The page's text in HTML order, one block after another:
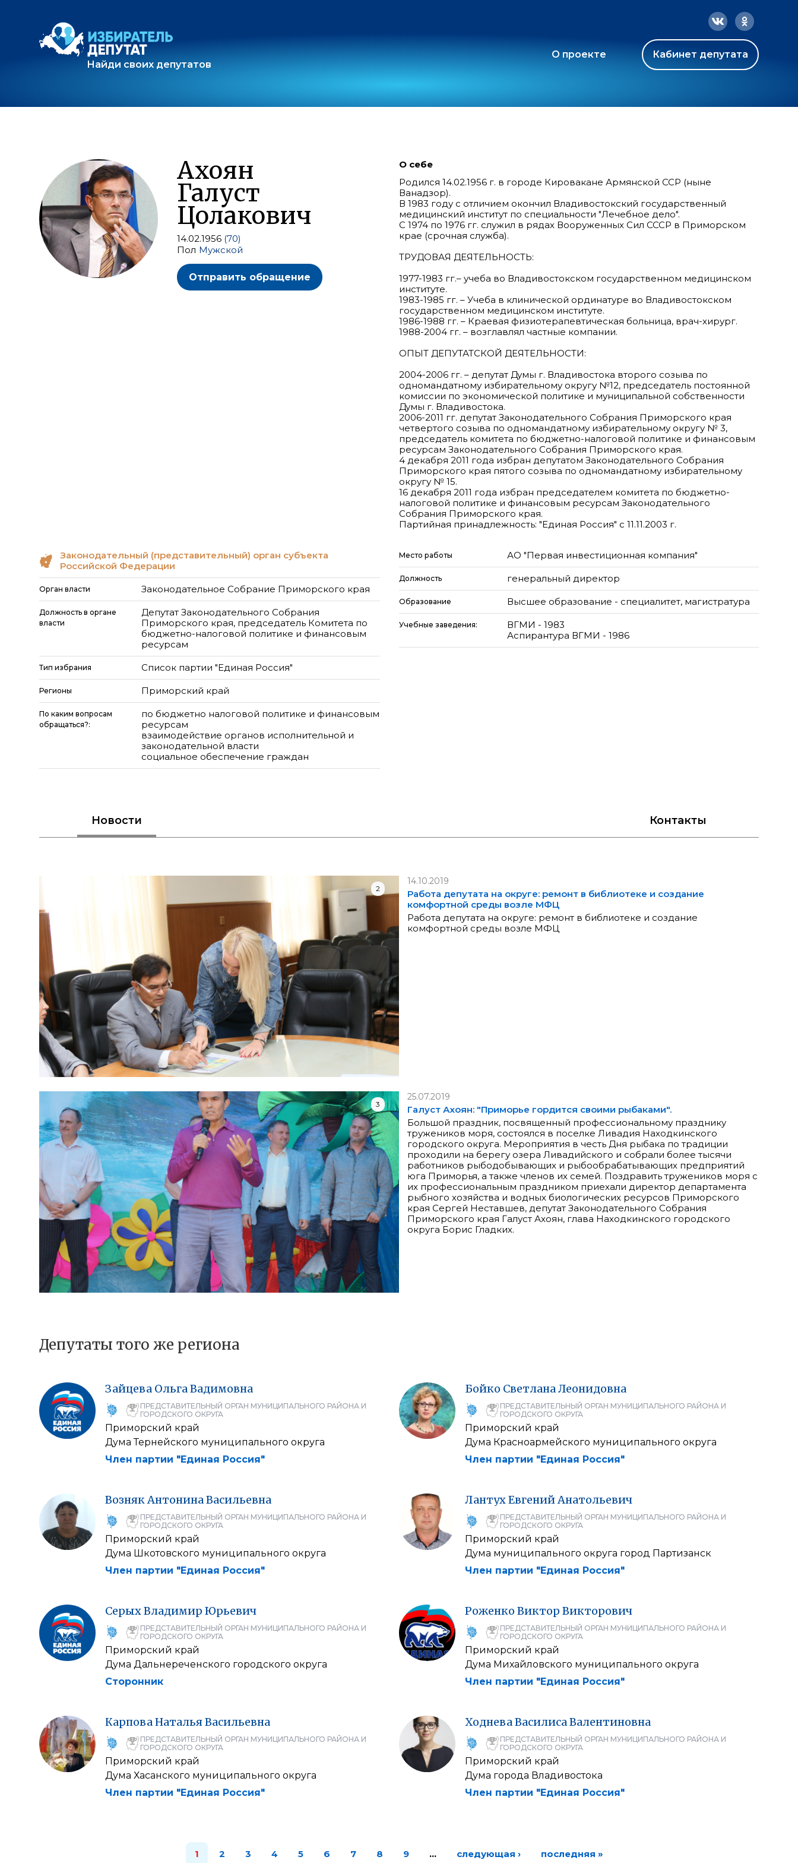
Найди своих депутатов
О проекте Кабинет депутата
Ахоян
Галуст
Цолакович
14.02.1956 (70)
Пол Мужской
Отправить обращение
О себе
Родился 14.02.1956 г. в городе Кировакане Армянской ССР (ныне
Ванадзор).
В 1983 году с отличием окончил Владивостокский государственный
медицинский институт по специальности "Лечебное дело".
С 1974 по 1976 гг. служил в рядах Вооруженных Сил СССР в Приморском
крае (срочная служба).
ТРУДОВАЯ ДЕЯТЕЛЬНОСТЬ:
1977-1983 гг.– учеба во Владивостокском государственном медицинском
институте.
1983-1985 гг. – Учеба в клинической ординатуре во Владивостокском
государственном медицинском институте.
1986-1988 гг. – Краевая физиотерапевтическая больница, врач-хирург.
1988-2004 гг. – возглавлял частные компании.
ОПЫТ ДЕПУТАТСКОЙ ДЕЯТЕЛЬНОСТИ:
2004-2006 гг. – депутат Думы г. Владивостока второго созыва по
одномандатному избирательному округу №12, председатель постоянной
комиссии по экономической политике и муниципальной собственности
Думы г. Владивостока.
2006-2011 гг. депутат Законодательного Собрания Приморского края
четвертого созыва по одномандатному избирательному округу № 3,
председатель комитета по бюджетно-налоговой политике и финансовым
ресурсам Законодательного Собрания Приморского края.
4 декабря 2011 года избран депутатом Законодательного Собрания
Приморского края пятого созыва по одномандатному избирательному
округу № 15.
16 декабря 2011 года избран председателем комитета по бюджетно-
налоговой политике и финансовым ресурсам Законодательного
Собрания Приморского края.
Партийная принадлежность: "Единая Россия" с 11.11.2003 г.
Законодательный (представительный) орган субъекта
Российской Федерации
Орган власти Законодательное Собрание Приморского края
Должность в органе
власти
Депутат Законодательного Собрания
Приморского края, председатель Комитета по
бюджетно-налоговой политике и финансовым
ресурсам
Тип избрания Список партии "Единая Россия"
Регионы Приморский край
По каким вопросам
обращаться?:
по бюджетно налоговой политике и финансовым
ресурсам
взаимодействие органов исполнительной и
законодательной власти
социальное обеспечение граждан
Место работы АО "Первая инвестиционная компания"
Должность генеральный директор
Образование Высшее образование - специалитет, магистратура
Учебные заведения:
ВГМИ - 1983
Аспирантура ВГМИ - 1986
Новости Контакты
2
14.10.2019
Работа депутата на округе: ремонт в библиотеке и создание
комфортной среды возле МФЦ
Работа депутата на округе: ремонт в библиотеке и создание
комфортной среды возле МФЦ
3
25.07.2019
Галуст Ахоян: "Приморье гордится своими рыбаками".
Большой праздник, посвященный профессиональному празднику
тружеников моря, состоялся в поселке Ливадия Находкинского
городского округа. Мероприятия в честь Дня рыбака по традиции
проходили на берегу озера Ливадийского и собрали более тысячи
работников рыбодобывающих и рыбообрабатывающих предприятий
юга Приморья, а также членов их семей. Поздравить тружеников моря с
их профессиональным праздником приехали директор департамента
рыбного хозяйства и водных биологических ресурсов Приморского
края Сергей Неставшев, депутат Законодательного Собрания
Приморского края Галуст Ахоян, глава Находкинского городского
округа Борис Гладких.
Депутаты того же региона
Зайцева ОльгаВадимовна
ПРЕДСТАВИТЕЛЬНЫЙ ОРГАН МУНИЦИПАЛЬНОГО РАЙОНА И
ГОРОДСКОГО ОКРУГА
Приморский край
Дума Тернейского муниципального округа
Член партии "Единая Россия"
Бойко СветланаЛеонидовна
ПРЕДСТАВИТЕЛЬНЫЙ ОРГАН МУНИЦИПАЛЬНОГО РАЙОНА И
ГОРОДСКОГО ОКРУГА
Приморский край
Дума Красноармейского муниципального округа
Член партии "Единая Россия"
ВознякАнтонинаВасильевна
ПРЕДСТАВИТЕЛЬНЫЙ ОРГАН МУНИЦИПАЛЬНОГО РАЙОНА И
ГОРОДСКОГО ОКРУГА
Приморский край
Дума Шкотовского муниципального округа
Член партии "Единая Россия"
ЛантухЕвгенийАнатольевич
ПРЕДСТАВИТЕЛЬНЫЙ ОРГАН МУНИЦИПАЛЬНОГО РАЙОНА И
ГОРОДСКОГО ОКРУГА
Приморский край
Дума муниципального округа город Партизанск
Член партии "Единая Россия"
СерыхВладимир Юрьевич
ПРЕДСТАВИТЕЛЬНЫЙ ОРГАН МУНИЦИПАЛЬНОГО РАЙОНА И
ГОРОДСКОГО ОКРУГА
Приморский край
Дума Дальнереченского городского округа
Сторонник
Роженко Виктор Викторович
ПРЕДСТАВИТЕЛЬНЫЙ ОРГАН МУНИЦИПАЛЬНОГО РАЙОНА И
ГОРОДСКОГО ОКРУГА
Приморский край
Дума Михайловского муниципального округа
Член партии "Единая Россия"
КарповаНатальяВасильевна
ПРЕДСТАВИТЕЛЬНЫЙ ОРГАН МУНИЦИПАЛЬНОГО РАЙОНА И
ГОРОДСКОГО ОКРУГА
Приморский край
Дума Хасанского муниципального округа
Член партии "Единая Россия"
ХодневаВасилисаВалентиновна
ПРЕДСТАВИТЕЛЬНЫЙ ОРГАН МУНИЦИПАЛЬНОГО РАЙОНА И
ГОРОДСКОГО ОКРУГА
Приморский край
Дума города Владивостока
Член партии "Единая Россия"
1 2 3 4 5 6 7 8 9 … следующая › последняя »